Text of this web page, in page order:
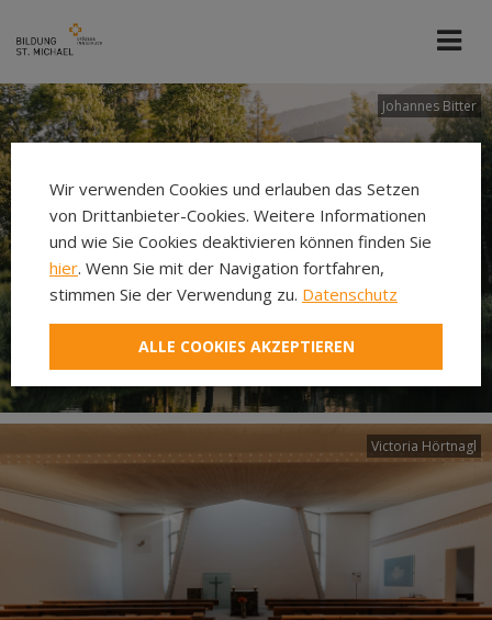
Johannes Bitter
Victoria Hörtnagl
Wir verwenden Cookies und erlauben das Setzen
von Drittanbieter-Cookies. Weitere Informationen
und wie Sie Cookies deaktivieren können finden Sie
hier. Wenn Sie mit der Navigation fortfahren,
stimmen Sie der Verwendung zu. Datenschutz
ALLE COOKIES AKZEPTIEREN